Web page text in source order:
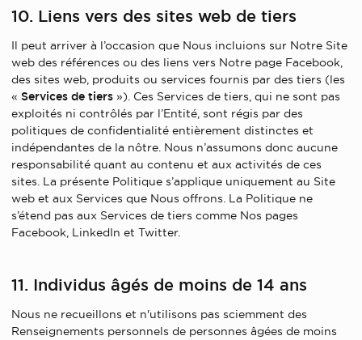
10. Liens vers des sites web de tiers
Il peut arriver à l’occasion que Nous incluions sur Notre Site
web des références ou des liens vers Notre page Facebook,
des sites web, produits ou services fournis par des tiers (les
« Services de tiers »). Ces Services de tiers, qui ne sont pas
exploités ni contrôlés par l’Entité, sont régis par des
politiques de confidentialité entièrement distinctes et
indépendantes de la nôtre. Nous n’assumons donc aucune
responsabilité quant au contenu et aux activités de ces
sites. La présente Politique s’applique uniquement au Site
web et aux Services que Nous offrons. La Politique ne
s’étend pas aux Services de tiers comme Nos pages
Facebook, LinkedIn et Twitter.
11. Individus âgés de moins de 14 ans
Nous ne recueillons et n'utilisons pas sciemment des
Renseignements personnels de personnes âgées de moins